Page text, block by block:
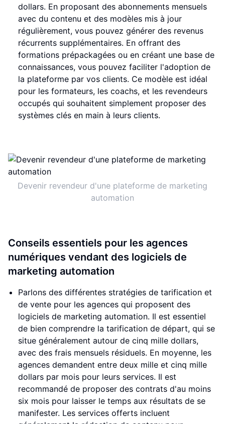
dollars. En proposant des abonnements mensuels
avec du contenu et des modèles mis à jour
régulièrement, vous pouvez générer des revenus
récurrents supplémentaires. En offrant des
formations prépackagées ou en créant une base de
connaissances, vous pouvez faciliter l'adoption de
la plateforme par vos clients. Ce modèle est idéal
pour les formateurs, les coachs, et les revendeurs
occupés qui souhaitent simplement proposer des
systèmes clés en main à leurs clients.
Devenir revendeur d'une plateforme de marketing
automation
Conseils essentiels pour les agences
numériques vendant des logiciels de
marketing automation
Parlons des différentes stratégies de tarification et
de vente pour les agences qui proposent des
logiciels de marketing automation. Il est essentiel
de bien comprendre la tarification de départ, qui se
situe généralement autour de cinq mille dollars,
avec des frais mensuels résiduels. En moyenne, les
agences demandent entre deux mille et cinq mille
dollars par mois pour leurs services. Il est
recommandé de proposer des contrats d'au moins
six mois pour laisser le temps aux résultats de se
manifester. Les services offerts incluent